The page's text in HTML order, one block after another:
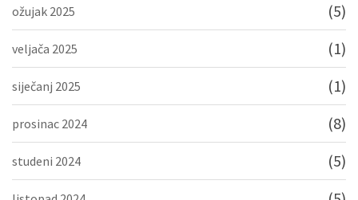
ožujak 2025 (5)
veljača 2025 (1)
siječanj 2025 (1)
prosinac 2024 (8)
studeni 2024 (5)